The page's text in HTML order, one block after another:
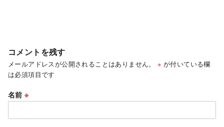
コメントを残す
メールアドレスが公開されることはありません。 ※ が付いている欄
は必須項目です
名前※